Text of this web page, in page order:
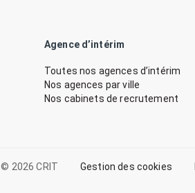
Agence d’intérim
Toutes nos agences d’intérim
Nos agences par ville
Nos cabinets de recrutement
© 2026 CRIT Gestion des cookies